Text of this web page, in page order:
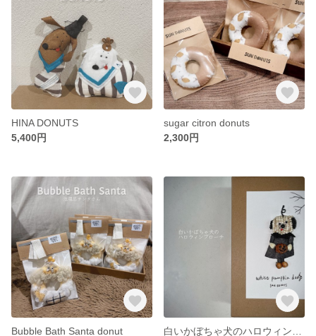
HINA DONUTS
5,400円
sugar citron donuts
2,300円
Bubble Bath Santa donut